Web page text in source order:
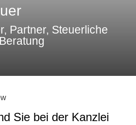
Partner, Steuerliche
Sie bei der Kanzlei